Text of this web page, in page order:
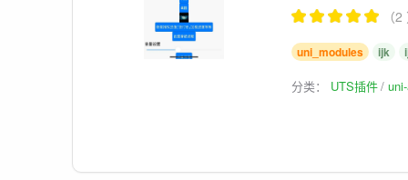
（
uni_modules ijk
分类： UTS插件